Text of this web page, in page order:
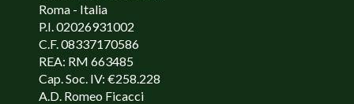
Roma - Italia
P.I. 02026931002
C.F. 08337170586
REA: RM 663485
Cap. Soc. IV: €258.228
A.D. Romeo Ficacci